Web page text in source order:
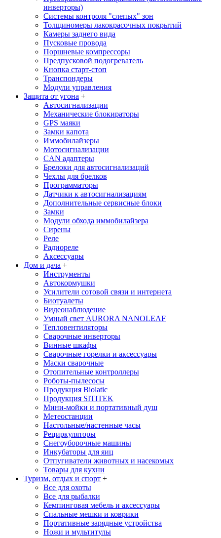
инверторы)
Системы контроля "слепых" зон
Толщиномеры лакокрасочных покрытий
Камеры заднего вида
Пусковые провода
Поршневые компрессоры
Предпусковой подогреватель
Кнопка старт-стоп
Транспондеры
Модули управления
Защита от угона +
Автосигнализации
Механические блoкираторы
GPS маяки
Замки капота
Иммобилайзеры
Мотосигнализации
CAN адаптеры
Брелоки для автосигнализаций
Чехлы для брелков
Программаторы
Датчики к автосигнализациям
Дополнительные сервисные блоки
Замки
Модули обхода иммобилайзера
Сирены
Реле
Радиореле
Аксессуары
Дом и дача +
Инструменты
Автокормушки
Усилители сотовой связи и интернета
Биотуалеты
Видеонаблюдение
Умный свет AURORA NANOLEAF
Тепловентиляторы
Сварочные инверторы
Винные шкафы
Сварочные горелки и аксессуары
Маски сварочные
Отопительные контроллеры
Роботы-пылесосы
Продукция Biolatic
Продукция SITITEK
Мини-мойки и портативный душ
Метеостанции
Настольные/настенные часы
Рециркуляторы
Снегоуборочные машины
Инкубаторы для яиц
Отпугиватели животных и насекомых
Товары для кухни
Туризм, отдых и спорт +
Все для охоты
Все для рыбалки
Кемпинговая мебель и аксессуары
Спальные мешки и коврики
Портативные зарядные устройства
Ножи и мультитулы